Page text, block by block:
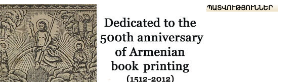
ՆԱԽԱՊԱՏՎՈՒԹՅՈՒՆՆԵՐ